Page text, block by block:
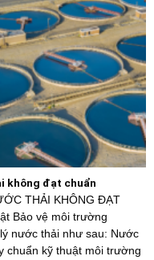
không đạt chuẩn
THẢI KHÔNG ĐẠT
Bảo vệ môi trường
nước thải như sau: Nước
chuẩn kỹ thuật môi trường